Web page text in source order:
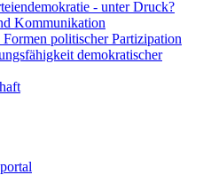
- unter Druck?
Kommunikation
politischer Partizipation
demokratischer